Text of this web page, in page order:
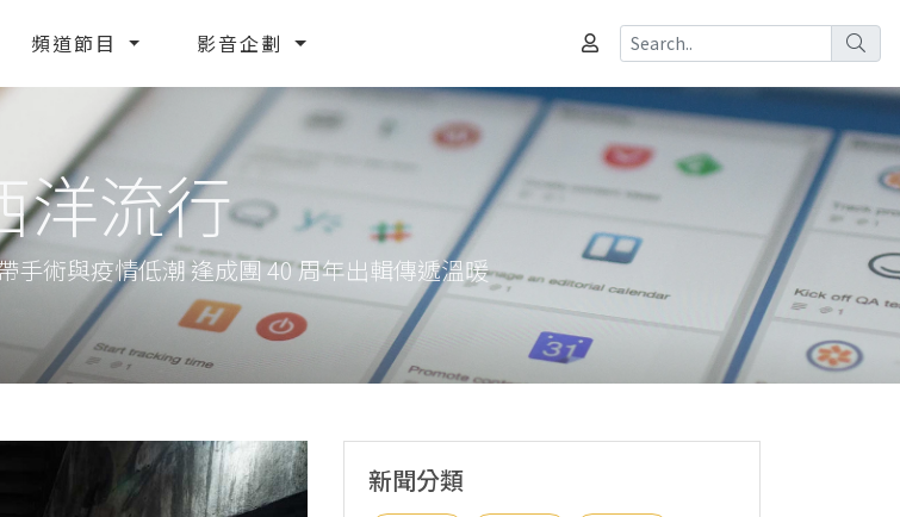
頻道節目 影音企劃
洋流行
手術與疫情低潮 逢成團 40 周年出輯傳遞溫暖
新聞分類